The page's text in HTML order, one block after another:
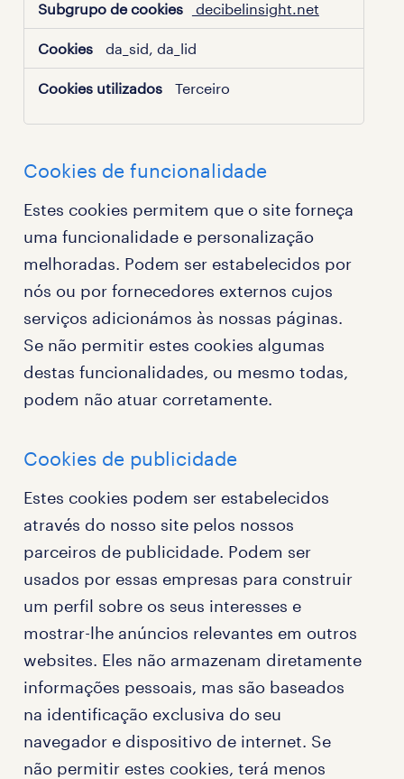
decibelinsight.net
da_sid, da_lid
Terceiro
Cookies de funcionalidade
Estes cookies permitem que o site forneça
uma funcionalidade e personalização
melhoradas. Podem ser estabelecidos por
nós ou por fornecedores externos cujos
serviços adicionámos às nossas páginas.
Se não permitir estes cookies algumas
destas funcionalidades, ou mesmo todas,
podem não atuar corretamente.
Cookies de publicidade
Estes cookies podem ser estabelecidos
através do nosso site pelos nossos
parceiros de publicidade. Podem ser
usados por essas empresas para construir
um perfil sobre os seus interesses e
mostrar-lhe anúncios relevantes em outros
websites. Eles não armazenam diretamente
informações pessoais, mas são baseados
na identificação exclusiva do seu
navegador e dispositivo de internet. Se
não permitir estes cookies, terá menos